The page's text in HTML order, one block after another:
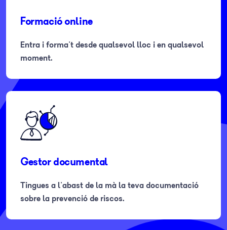
Formació online
Entra i forma't desde qualsevol lloc i en qualsevol
moment.
Gestor documental
Tingues a l'abast de la mà la teva documentació
sobre la prevenció de riscos.